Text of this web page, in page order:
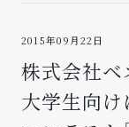
2015年09月22日
株式会社
大学生向